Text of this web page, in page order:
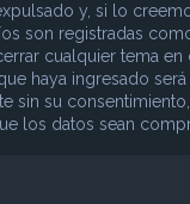
y, si lo
son registradas
cualquier tema
haya ingresado
sin su
los datos sean